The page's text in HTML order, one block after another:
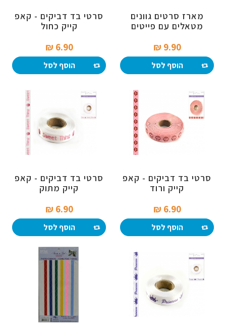
מארז סרטים גוונים
מטאלים עם פייטים
9.90 ₪‎
הוסף לסל
סרטי בד דביקים - קאפ
קייק כחול
6.90 ₪‎
הוסף לסל
סרטי בד דביקים - קאפ
קייק ורוד
6.90 ₪‎
הוסף לסל
סרטי בד דביקים - קאפ
קייק מתוק
6.90 ₪‎
הוסף לסל